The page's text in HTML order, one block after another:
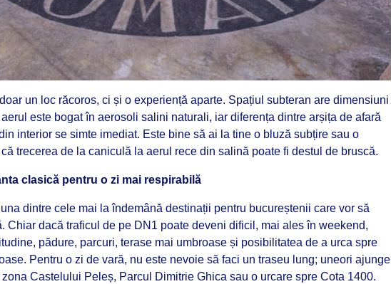
un loc răcoros, ci și o experiență aparte. Spațiul subteran are dimensiuni
este bogat în aerosoli salini naturali, iar diferența dintre arșița de afară
interior se simte imediat. Este bine să ai la tine o bluză subțire sau o
trecerea de la caniculă la aerul rece din salină poate fi destul de bruscă.
clasică pentru o zi mai respirabilă
dintre cele mai la îndemână destinații pentru bucureștenii care vor să
Chiar dacă traficul de pe DN1 poate deveni dificil, mai ales în weekend,
pădure, parcuri, terase mai umbroase și posibilitatea de a urca spre
Pentru o zi de vară, nu este nevoie să faci un traseu lung; uneori ajunge
Castelului Peleș, Parcul Dimitrie Ghica sau o urcare spre Cota 1400.